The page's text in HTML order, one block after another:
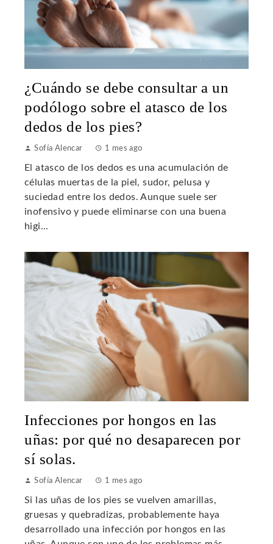
¿Cuándo se debe consultar a un
podólogo sobre el atasco de los
dedos de los pies?
Sofía Alencar 1 mes ago
El atasco de los dedos es una acumulación de
células muertas de la piel, sudor, pelusa y
suciedad entre los dedos. Aunque suele ser
inofensivo y puede eliminarse con una buena
higi...
Infecciones por hongos en las
uñas: por qué no desaparecen por
sí solas.
Sofía Alencar 1 mes ago
Si las uñas de los pies se vuelven amarillas,
gruesas y quebradizas, probablemente haya
desarrollado una infección por hongos en las